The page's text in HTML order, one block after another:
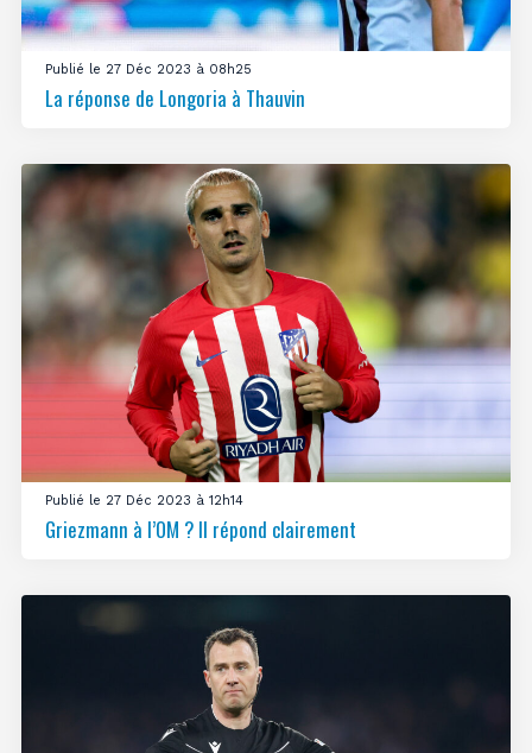
Publié le 27 Déc 2023 à 08h25
La réponse de Longoria à Thauvin
Publié le 27 Déc 2023 à 12h14
Griezmann à l’OM ? Il répond clairement